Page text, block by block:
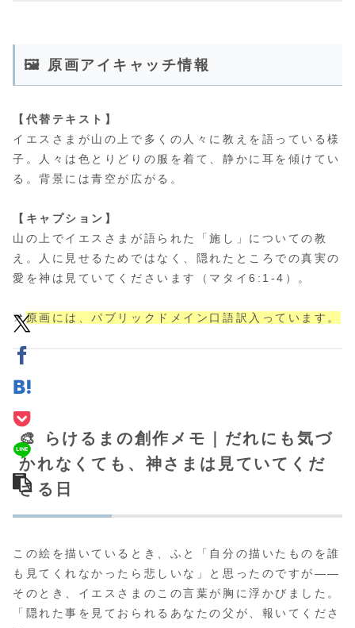
🖼 原画アイキャッチ情報
【代替テキスト】
イエスさまが山の上で多くの人々に教えを語っている様
子。人々は色とりどりの服を着て、静かに耳を傾けてい
る。背景には青空が広がる。
【キャプション】
山の上でイエスさまが語られた「施し」についての教
え。人に見せるためではなく、隠れたところでの真実の
愛を神は見ていてくださいます（マタイ6:1-4）。
📌原画には、パブリックドメイン口語訳入っています。
🎨 らけるまの創作メモ｜だれにも気づ
かれなくても、神さまは見ていてくだ
さる日
この絵を描いているとき、ふと「自分の描いたものを誰
も見てくれなかったら悲しいな」と思ったのですが――
そのとき、イエスさまのこの言葉が胸に浮かびました。
「隠れた事を見ておられるあなたの父が、報いてくださ